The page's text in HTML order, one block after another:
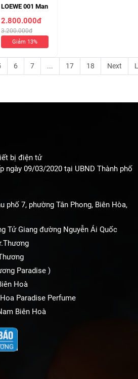
LOEWE 001 Man
EDT 100ml (
Chiết 10ml 330k
)
2.800.000đ
3.200.000đ
Giảm 13%
6 7 ... 17 18 Next
bị điện tử
ngày 09/03/2020 tại UBND Thành phố
phố 7, phường Tân Phong, Biên Hòa,
Tử Giang đường Nguyễn Ái Quốc
Paradise )
Hoà
Paradise Perfume
Biên Hoà